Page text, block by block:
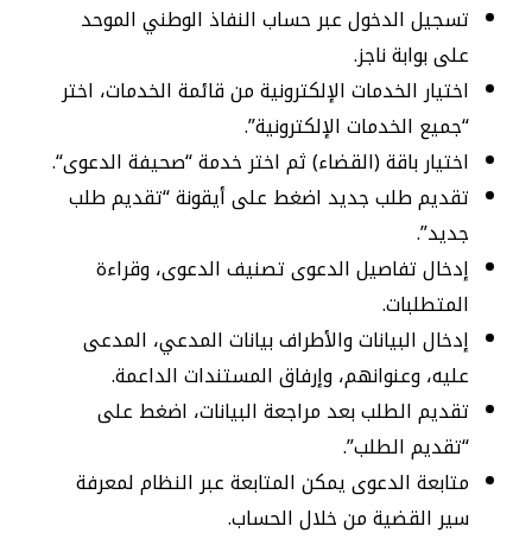
تسجيل الدخول عبر حساب النفاذ الوطني الموحد
على بوابة ناجز.
اختيار الخدمات الإلكترونية من قائمة الخدمات، اختر
“جميع الخدمات الإلكترونية”.
اختيار باقة (القضاء) ثم اختر خدمة “صحيفة الدعوى“.
تقديم طلب جديد اضغط على أيقونة “تقديم طلب
جديد”.
إدخال تفاصيل الدعوى تصنيف الدعوى، وقراءة
المتطلبات.
إدخال البيانات والأطراف بيانات المدعي، المدعى
عليه، وعنوانهم، وإرفاق المستندات الداعمة.
تقديم الطلب بعد مراجعة البيانات، اضغط على
“تقديم الطلب”.
متابعة الدعوى يمكن المتابعة عبر النظام لمعرفة
سير القضية من خلال الحساب.